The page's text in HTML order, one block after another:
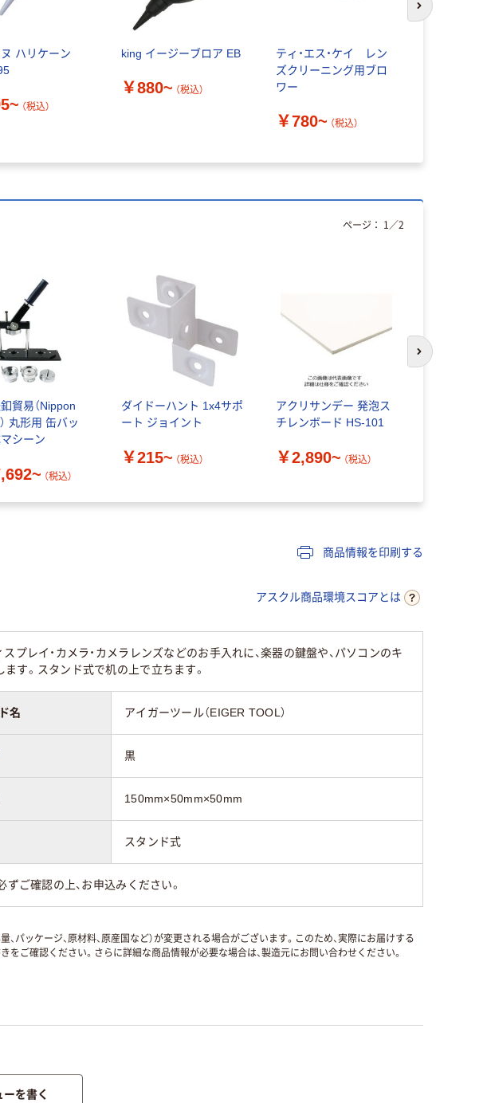
ハリケーン
（税込）
king イージーブロア EB
￥880~ （税込）
ティ・エス・ケイ レン
ズクリーニング用ブロ
ワー
￥780~ （税込）
次のスライド
貿易（Nippon
丸形用 缶バッ
シーン
（税込）
ダイドーハント 1x4サポ
ート ジョイント
￥215~ （税込）
アクリサンデー 発泡ス
チレンボード HS-101
￥2,890~ （税込）
ページ： 1 ／2
次のスライド
商品情報を印刷する
アスクル商品環境スコアとは
プレイ・カメラ・カメラレンズなどのお手入れに、楽器の鍵盤や、パソコンのキ
す。スタンド式で机の上で立ちます。
名 アイガーツール（EIGER TOOL）
黒
150mm×50mm×50mm
スタンド式
ずご確認の上、お申込みください。
パッケージ、原材料、原産国など）が変更される場合がございます。このため、実際にお届けする
ご確認ください。さらに詳細な商品情報が必要な場合は、製造元にお問い合わせください。
ーを書く